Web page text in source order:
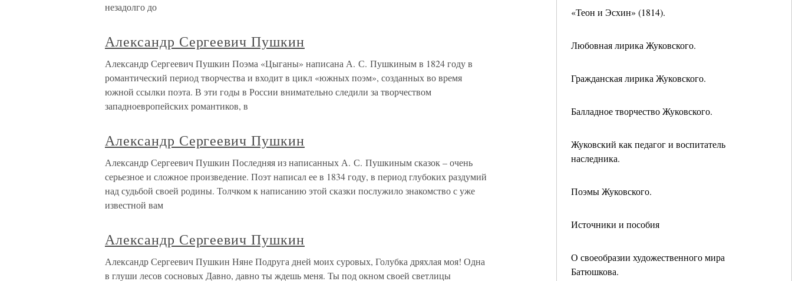
«Теон и Эсхин» (1814).
Любовная лирика Жуковского.
Гражданская лирика Жуковского.
Балладное творчество Жуковского.
Жуковский как педагог и воспитатель
наследника.
Поэмы Жуковского.
Источники и пособия
О своеобразии художественного мира
Батюшкова.
незадолго до
Александр Сергеевич Пушкин
Александр Сергеевич Пушкин Поэма «Цыганы» написана А. С. Пушкиным в 1824 году в
романтический период творчества и входит в цикл «южных поэм», созданных во время
южной ссылки поэта. В эти годы в России внимательно следили за творчеством
западноевропейских романтиков, в
Александр Сергеевич Пушкин
Александр Сергеевич Пушкин Последняя из написанных А. С. Пушкиным сказок – очень
серьезное и сложное произведение. Поэт написал ее в 1834 году, в период глубоких раздумий
над судьбой своей родины. Толчком к написанию этой сказки послужило знакомство с уже
известной вам
Александр Сергеевич Пушкин
Александр Сергеевич Пушкин Няне Подруга дней моих суровых, Голубка дряхлая моя! Одна
в глуши лесов сосновых Давно, давно ты ждешь меня. Ты под окном своей светлицы